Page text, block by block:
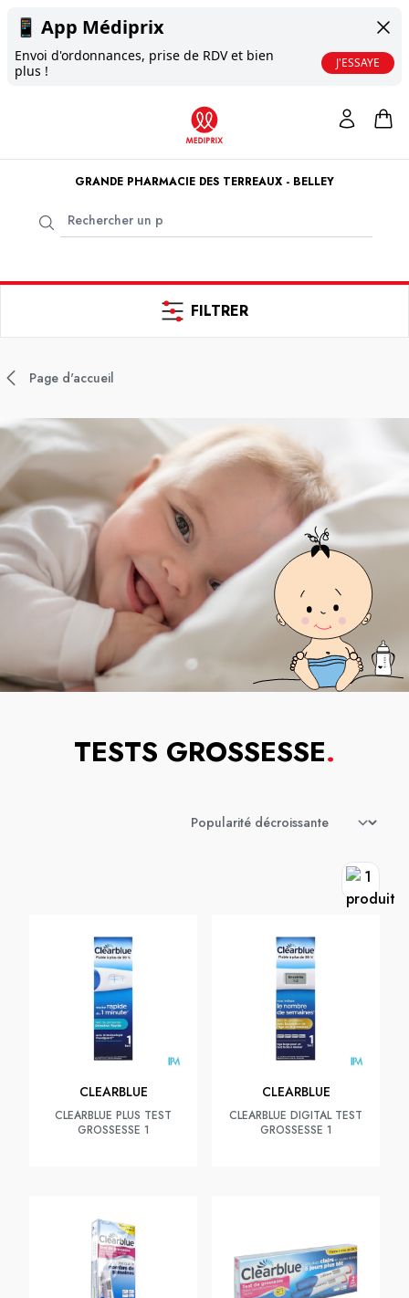
📱 App Médiprix
Envoi d'ordonnances, prise de RDV et bien
plus !
J'ESSAYE
GRANDE PHARMACIE DES TERREAUX - BELLEY
FILTRER
Page d'accueil
TESTS GROSSESSE.
CLEARBLUE
CLEARBLUE PLUS TEST
GROSSESSE 1
CLEARBLUE
CLEARBLUE DIGITAL TEST
GROSSESSE 1